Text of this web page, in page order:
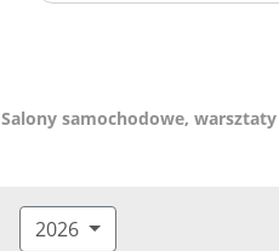
Salony samochodowe,
2026